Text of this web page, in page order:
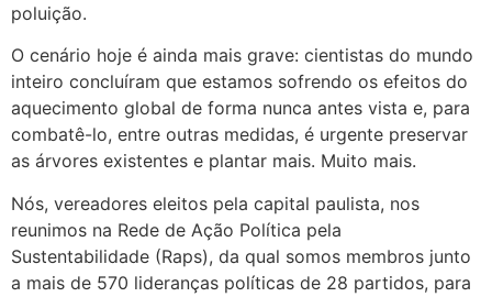
poluição.
O cenário hoje é ainda mais grave: cientistas do mundo
inteiro concluíram que estamos sofrendo os efeitos do
aquecimento global de forma nunca antes vista e, para
combatê-lo, entre outras medidas, é urgente preservar
as árvores existentes e plantar mais. Muito mais.
Nós, vereadores eleitos pela capital paulista, nos
reunimos na Rede de Ação Política pela
Sustentabilidade (Raps), da qual somos membros junto
a mais de 570 lideranças políticas de 28 partidos, para